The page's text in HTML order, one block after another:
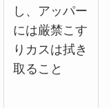
し、アッパー
には厳禁こす
りカスは拭き
取ること